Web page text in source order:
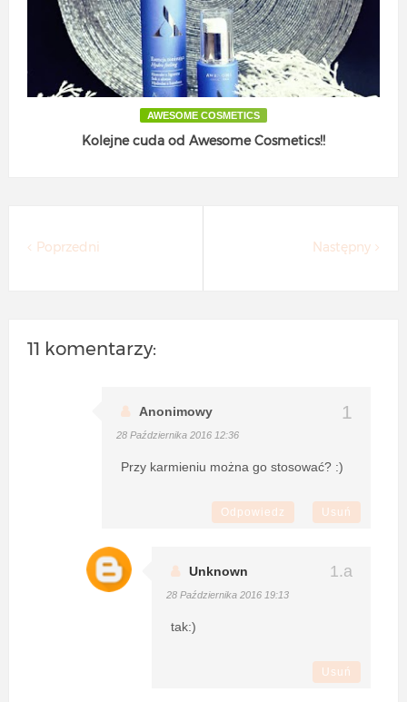
AWESOME COSMETICS
Kolejne cuda od Awesome Cosmetics!!
Następny
Poprzedni
11 komentarzy:
Anonimowy
28 Października 2016 12:36
Przy karmieniu można go stosować? :)
Odpowiedz Usuń
Unknown
28 Października 2016 19:13
tak:)
Usuń